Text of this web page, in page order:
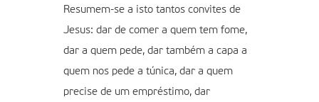
Resumem-se a isto tantos convites de
Jesus: dar de comer a quem tem fome,
dar a quem pede, dar também a capa a
quem nos pede a túnica, dar a quem
precise de um empréstimo, dar